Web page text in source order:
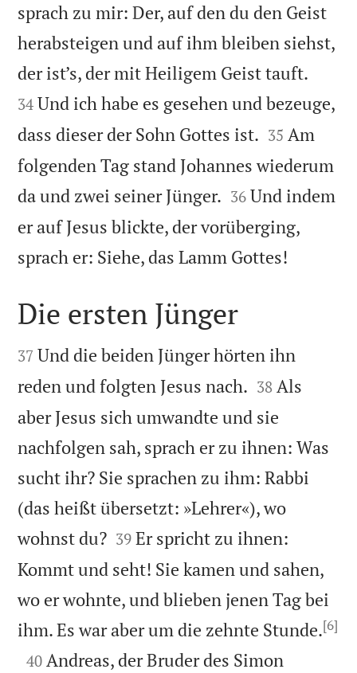
sprach zu mir: Der, auf den du den Geist
herabsteigen und auf ihm bleiben siehst,
der ist’s, der mit Heiligem Geist tauft.
34 Und ich habe es gesehen und bezeuge,
dass dieser der Sohn Gottes ist. 

35 Am
folgenden Tag stand Johannes wiederum
da und zwei seiner Jünger. 

36 Und indem
er auf Jesus blickte, der vorüberging,
sprach er: Siehe, das Lamm Gottes!

Die ersten Jünger

37 Und die beiden Jünger hörten ihn
reden und folgten Jesus nach. 

38 Als
aber Jesus sich umwandte und sie
nachfolgen sah, sprach er zu ihnen: Was
sucht ihr? Sie sprachen zu ihm: Rabbi
(das heißt übersetzt: »Lehrer«), wo
wohnst du?
39 Er spricht zu ihnen:
Kommt und seht! Sie kamen und sahen,
wo er wohnte, und blieben jenen Tag bei
ihm. Es war aber um die zehnte Stunde.[6]

40 Andreas, der Bruder des Simon